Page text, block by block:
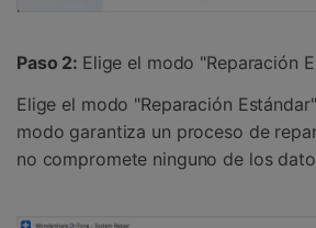
Paso 2: Elige el modo "Reparación
Elige el modo "Reparación
modo garantiza un proceso de
no compromete ninguno de los